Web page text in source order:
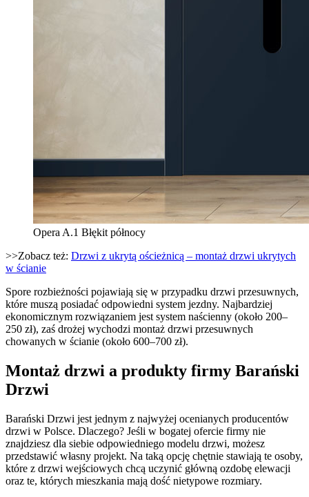
Opera A.1 Błękit północy
>>Zobacz też: Drzwi z ukrytą ościeżnicą – montaż drzwi ukrytych
w ścianie
Spore rozbieżności pojawiają się w przypadku drzwi przesuwnych,
które muszą posiadać odpowiedni system jezdny. Najbardziej
ekonomicznym rozwiązaniem jest system naścienny (około 200–
250 zł), zaś drożej wychodzi montaż drzwi przesuwnych
chowanych w ścianie (około 600–700 zł).
Montaż drzwi a produkty firmy Barański
Drzwi
Barański Drzwi jest jednym z najwyżej ocenianych producentów
drzwi w Polsce. Dlaczego? Jeśli w bogatej ofercie firmy nie
znajdziesz dla siebie odpowiedniego modelu drzwi, możesz
przedstawić własny projekt. Na taką opcję chętnie stawiają te osoby,
które z drzwi wejściowych chcą uczynić główną ozdobę elewacji
oraz te, których mieszkania mają dość nietypowe rozmiary.